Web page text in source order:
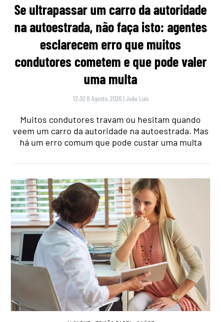
Se ultrapassar um carro da autoridade
na autoestrada, não faça isto: agentes
esclarecem erro que muitos
condutores cometem e que pode valer
uma multa
12:30 8 Agosto, 2026 |João Luís
Muitos condutores travam ou hesitam quando
veem um carro da autoridade na autoestrada. Mas
há um erro comum que pode custar uma multa